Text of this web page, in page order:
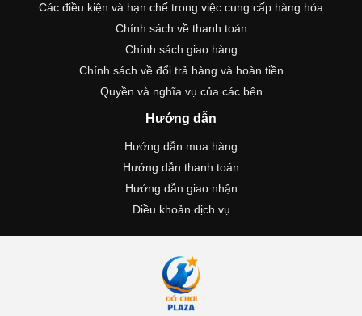
Các điều kiện và hạn chế trong việc cung cấp hàng hóa
Chính sách về thanh toán
Chính sách giao hàng
Chính sách về đổi trả hàng và hoàn tiền
Quyền và nghĩa vụ của các bên
Hướng dẫn
Hướng dẫn mua hàng
Hướng dẫn thanh toán
Hướng dẫn giao nhận
Điều khoản dịch vụ